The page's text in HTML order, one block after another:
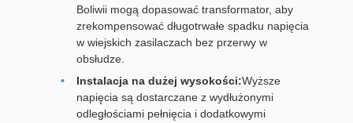
Boliwii mogą dopasować transformator, aby
zrekompensować długotrwałe spadku napięcia
w wiejskich zasilaczach bez przerwy w
obsłudze.
Instalacja na dużej wysokości:Wyższe
napięcia są dostarczane z wydłużonymi
odległościami pełnięcia i dodatkowymi